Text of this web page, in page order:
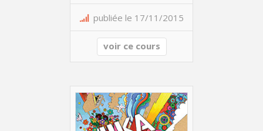
publiée le 17/11/2015
voir ce cours